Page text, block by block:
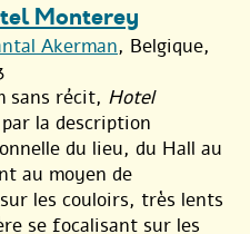
Monterey
Akerman, Belgique,
sans récit, Hotel
la description
du lieu, du Hall au
au moyen de
les couloirs, très lents
se focalisant sur les